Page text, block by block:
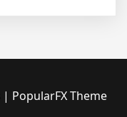
| PopularFX Theme